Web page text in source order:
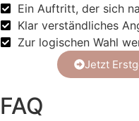
Ein Auftritt, der sich
Klar verständliches
Zur logischen Wahl
Jetzt
FAQ